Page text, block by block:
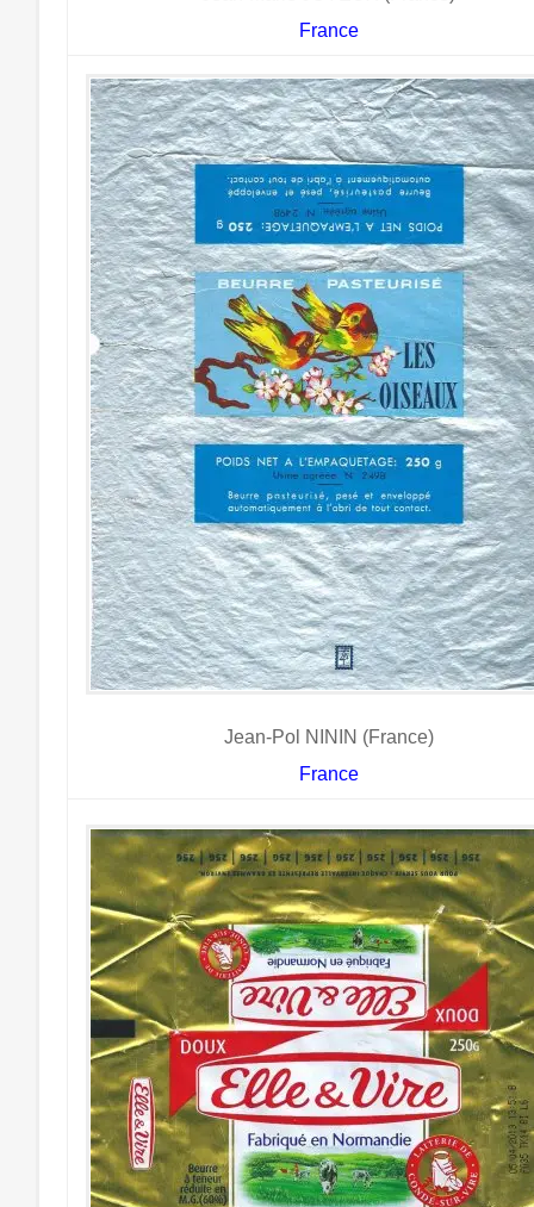
France
Jean-Pol NININ (France)
France